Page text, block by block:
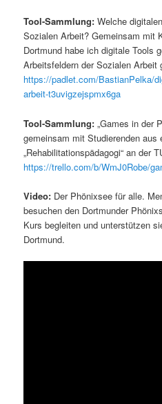
Tool-Sammlung: Welche
Sozialen Arbeit? Gemeinsam mit
Dortmund habe ich digitale Tools
Arbeitsfeldern der Sozialen Arbeit
https://padlet.com/BastianPelka/
arbeit-t3uvigzejspmx6ga
Tool-Sammlung: „Games in der
gemeinsam mit Studierenden
„Rehabilitationspädagogi“ an der
https://trello.com/b/WmJ0Robe/
Video: Der Phönixsee für alle.
besuchen den Dortmunder
Kurs begleiten und unterstützen
Dortmund.